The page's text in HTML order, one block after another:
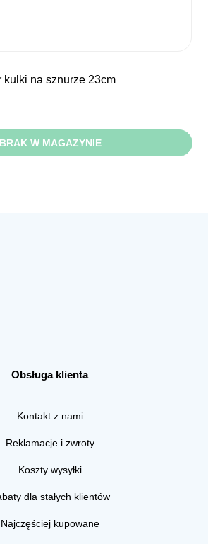
kulki na sznurze 23cm
BRAK W MAGAZYNIE
Obsługa klienta
Kontakt z nami
Reklamacje i zwroty
Koszty wysyłki
dla stałych klientów
Najczęściej kupowane